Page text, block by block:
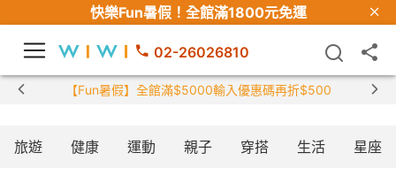
快樂Fun暑假！ 全館滿1800元免運
02-26026810
【Fun暑假】全館滿$5000輸入優惠碼再折$500
旅遊 健康 運動 親子 穿搭 生活 星座